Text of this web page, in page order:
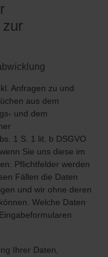
zur
Anfragen zu und
aus dem
und dem
1 S. 1 lit. b DSGVO
Sie uns diese im
Pflichtfelder werden
Fällen die Daten
und wir ohne deren
Welche Daten
Ihrer Daten,